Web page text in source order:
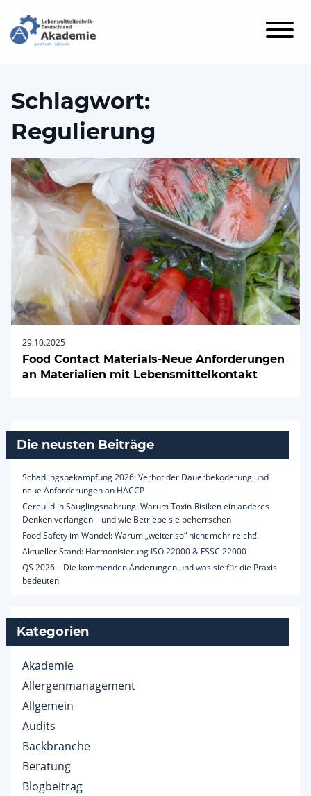
Schlagwort:
Regulierung
29.10.2025
Food Contact Materials-Neue Anforderungen
an Materialien mit Lebensmittelkontakt
Die neusten Beiträge
Schädlingsbekämpfung 2026: Verbot der Dauerbeköderung und
neue Anforderungen an HACCP
Cereulid in Säuglingsnahrung: Warum Toxin-Risiken ein anderes
Denken verlangen – und wie Betriebe sie beherrschen
Food Safety im Wandel: Warum „weiter so“ nicht mehr reicht!
Aktueller Stand: Harmonisierung ISO 22000 & FSSC 22000
QS 2026 – Die kommenden Änderungen und was sie für die Praxis
bedeuten
Kategorien
Akademie
Allergenmanagement
Allgemein
Audits
Backbranche
Beratung
Blogbeitrag